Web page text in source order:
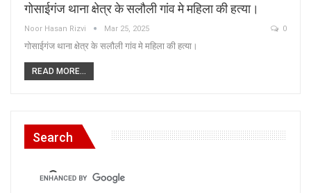
गोसाईगंज थाना क्षेत्र के सलौली गांव मे महिला की हत्या।
Noor Hasan Rizvi Mar 25, 2025 0
गोसाईगंज थाना क्षेत्र के सलौली गांव मे महिला की हत्या।
READ MORE...
Search